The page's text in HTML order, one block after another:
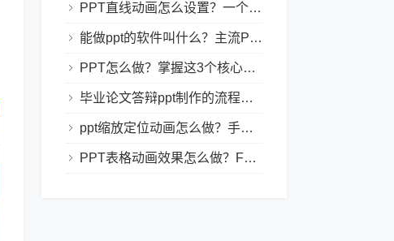
PPT直线动画怎么设置？一个简单的设置技巧
能做ppt的软件叫什么？主流PPT制作软件盘点与选型指南
PPT怎么做？掌握这3个核心制作方法与技巧，新手也能变大神！
毕业论文答辩ppt制作的流程是怎样的？新手零门槛指南
ppt缩放定位动画怎么做？手把手教程，小白也能学会做动态PPT
PPT表格动画效果怎么做？Focusky让你的演示更独特！